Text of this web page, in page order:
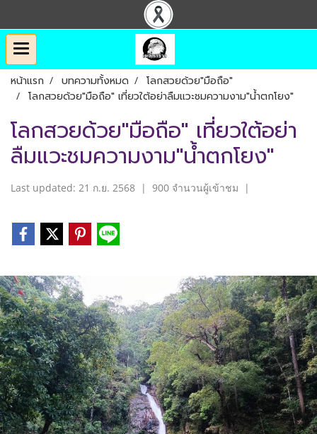
หน้าแรก บทความทั้งหมด
โลกสวยด้วย"มือถือ"
โลกสวยด้วย"มือถือ" เที่ยวใต้อย่าลืมแวะชมความงาม"น้ำตกโยง"
โลกสวยด้วย"มือถือ" เที่ยวใต้อย่า
ลืมแวะชมความงาม"น้ำตกโยง"
Last updated: 21 ก.ย. 2568 | 900 จำนวนผู้เข้าชม |